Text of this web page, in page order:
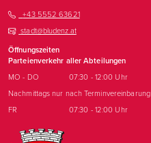
+43 5552 63621
stadt@bludenz.at
Öffnungszeiten
Parteienverkehr aller Abteilungen
MO - DO
07:30 - 12:00 Uhr
Nachmittags nur nach Terminvereinbarung
FR
07:30 - 12:00 Uhr